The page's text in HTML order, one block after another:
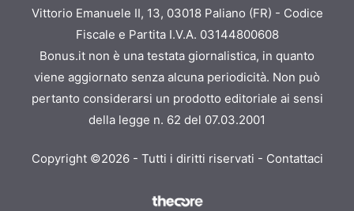
Vittorio Emanuele II, 13, 03018 Paliano (FR) - Codice
Fiscale e Partita I.V.A. 03144800608
Bonus.it non è una testata giornalistica, in quanto
viene aggiornato senza alcuna periodicità. Non può
pertanto considerarsi un prodotto editoriale ai sensi
della legge n. 62 del 07.03.2001
Copyright ©2026 - Tutti i diritti riservati - Contattaci